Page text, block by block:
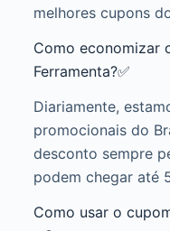
melhores cupons
Como economizar
Ferramenta?✅
Diariamente,
promocionais do
desconto sempre
podem chegar até
Como usar o